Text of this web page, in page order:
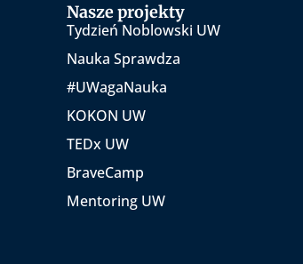
Nasze projekty
Tydzień Noblowski UW
Nauka Sprawdza
#UWagaNauka
KOKON UW
TEDx UW
BraveCamp
Mentoring UW